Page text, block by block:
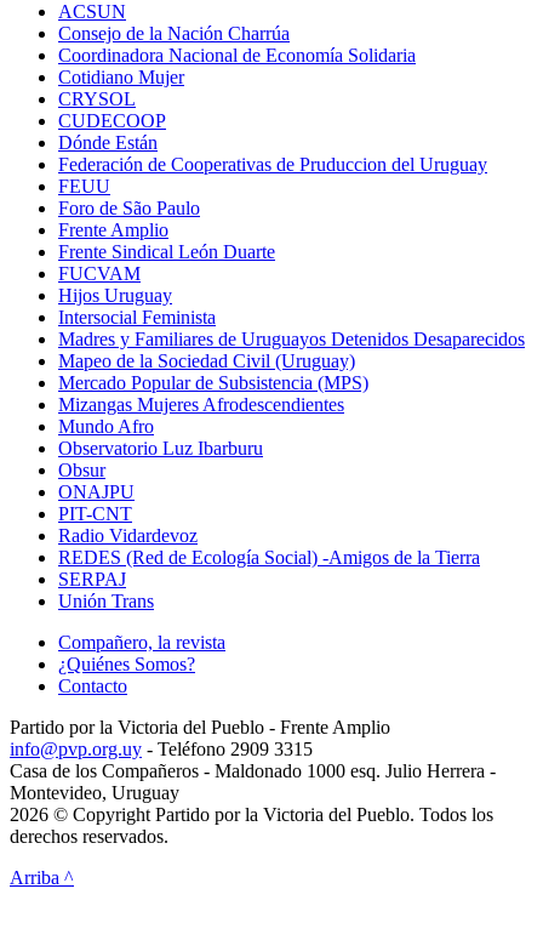
ACSUN
Consejo de la Nación Charrúa
Coordinadora Nacional de Economía Solidaria
Cotidiano Mujer
CRYSOL
CUDECOOP
Dónde Están
Federación de Cooperativas de Pruduccion del Uruguay
FEUU
Foro de São Paulo
Frente Amplio
Frente Sindical León Duarte
FUCVAM
Hijos Uruguay
Intersocial Feminista
Madres y Familiares de Uruguayos Detenidos Desaparecidos
Mapeo de la Sociedad Civil (Uruguay)
Mercado Popular de Subsistencia (MPS)
Mizangas Mujeres Afrodescendientes
Mundo Afro
Observatorio Luz Ibarburu
Obsur
ONAJPU
PIT-CNT
Radio Vidardevoz
REDES (Red de Ecología Social) -Amigos de la Tierra
SERPAJ
Unión Trans
Compañero, la revista
¿Quiénes Somos?
Contacto
Partido por la Victoria del Pueblo - Frente Amplio
info@pvp.org.uy - Teléfono 2909 3315
Casa de los Compañeros - Maldonado 1000 esq. Julio Herrera -
Montevideo, Uruguay
2026 © Copyright Partido por la Victoria del Pueblo. Todos los
derechos reservados.
Arriba ^